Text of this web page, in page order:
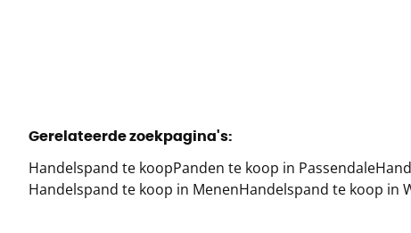
Gerelateerde zoekpagina's:
Handelspand te koopPanden te koop in Passendale
Handelspand te koop in MenenHandelspand te koop in